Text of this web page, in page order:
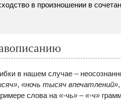
в произношении в
в нашем случае –
, «ночь тысяч впечатлений»
слова на «-чь» –«-ч»